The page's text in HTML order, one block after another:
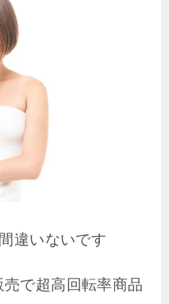
違いないです
で超高回転率商品